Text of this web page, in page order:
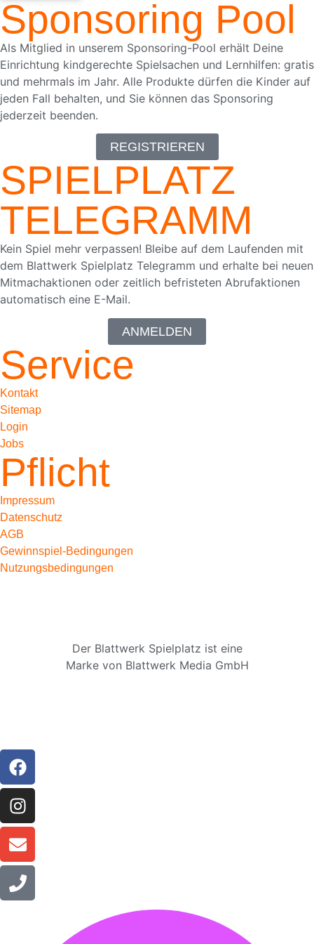
68
Bewertungen auf ProvenExpert.com
Blick aufs ProvenExpert-Profil werfen
18.05.2026
Sponsoring Pool
Als Mitglied in unserem Sponsoring-Pool erhält Deine
Einrichtung kindgerechte Spielsachen und Lernhilfen: gratis
und mehrmals im Jahr. Alle Produkte dürfen die Kinder auf
jeden Fall behalten, und Sie können das Sponsoring
jederzeit beenden.
REGISTRIEREN
SPIELPLATZ
TELEGRAMM
Kein Spiel mehr verpassen! Bleibe auf dem Laufenden mit
dem Blattwerk Spielplatz Telegramm und erhalte bei neuen
Mitmachaktionen oder zeitlich befristeten Abrufaktionen
automatisch eine E-Mail.
ANMELDEN
Service
Kontakt
Sitemap
Login
Jobs
Pflicht
Impressum
Datenschutz
AGB
Gewinnspiel-Bedingungen
Nutzungsbedingungen
Der Blattwerk Spielplatz ist eine
Marke von Blattwerk Media GmbH